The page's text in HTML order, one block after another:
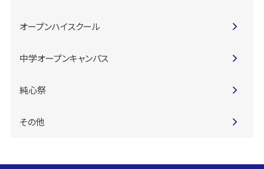
オープンハイスクール
中学オープンキャンパス
純心祭
その他